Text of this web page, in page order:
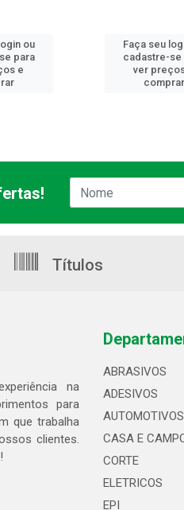
ou
para
e
Faça seu
cadastre-se
ver
comprar
Títulos
na
para
que trabalha
clientes.
ABRASIVOS
ADESIVOS
AUTOMOTIVOS
CASA E
CORTE
ELETRICOS
EPI